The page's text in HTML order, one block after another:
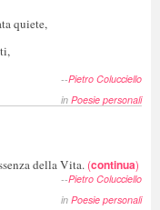
quiete,
--Pietro Colucciello
in Poesie personali
della Vita. (continua)
--Pietro Colucciello
in Poesie personali